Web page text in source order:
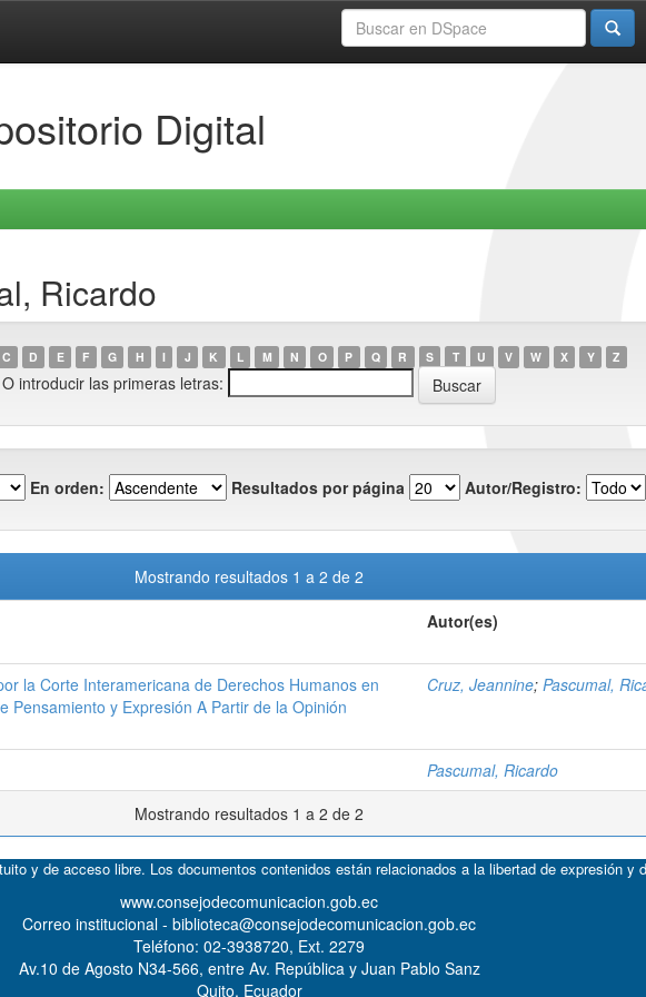
Digital
Ricardo
C D E F G H I J K L M N O P Q R S T U V W X Y Z
O introducir las primeras letras:
En orden: Resultados por página Autor/Registro:
Mostrando resultados 1 a 2 de 2
Autor(es)
la Corte Interamericana de Derechos Humanos en
Pensamiento y Expresión A Partir de la Opinión
Cruz, Jeannine; Pascumal,
Pascumal, Ricardo
Mostrando resultados 1 a 2 de 2
y de acceso libre. Los documentos contenidos están relacionados a la libertad de expresión y
www.consejodecomunicacion.gob.ec
Correo institucional - biblioteca@consejodecomunicacion.gob.ec
Teléfono: 02-3938720, Ext. 2279
Av.10 de Agosto N34-566, entre Av. República y Juan Pablo Sanz
Quito, Ecuador